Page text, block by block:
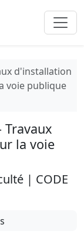
d'installation
voie publique
la voie
| CODE